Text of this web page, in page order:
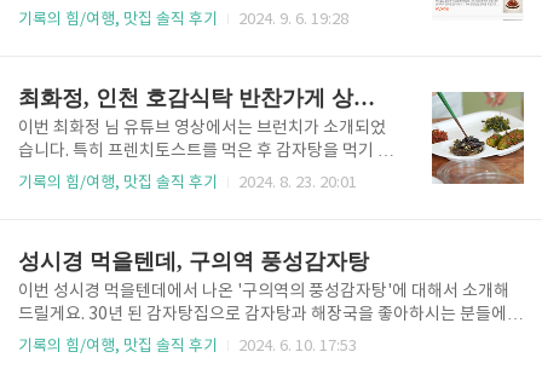
낙지에서 방문을 하였습니다. 오래전부터 최화정님의
태성빌딩 101호 영업시간 11시~ 22시추석연휴 휴무
(9월 16일, 17일)전화번호 : 0507-1338-0646포장 및
배달가능, 단체이용 가능별도 룸은 없습니다.콜키지 가
능(병당 15,000원) 무교동 유정낙지 본점 주차정보 주
차공간이 별도로 없지만 인근 주차장이 있습니다.정동
지 무..
기록의 힘/여행, 맛집 솔직 후기 2024. 9. 6. 19:28
최화정, 인천 호감식탁 반찬가게 상세정보(위치 영업 전화번호 인스타그램)
이번 최화정 님 유튜브 영상에서는 브런치가 소개되었
습니다. 특히 프렌치토스트를 먹은 후 감자탕을 먹기 위
해 밑반찬을 빼면서 평소 최화정 님이 자주 구매하는 반
주차창이라고 치고 오시면 됩니다. 월드메르디앙송도
에클라 상가 1층에 위치해 있습니다.(캔비어학원 맞은
편) 반찬가게에 가시면 연예인분들의 사인도 있어서 많
은 분들이 찾는 가게인 거 같습니다. 재료가 너무 신선
하고 간이 쎄지 않아서 건강한 맛을 찾는 분들에게 추천
기록의 힘/여행, 맛집 솔직 후기 2024. 8. 23. 20:01
성시경 먹을텐데, 구의역 풍성감자탕
이번 성시경 먹을텐데에서 나온 '구의역의 풍성감자탕'에 대해서 소개해
드릴게요. 30년 된 감자탕집으로 감자탕과 해장국을 좋아하시는 분들에게
추천드리는 맛집입니다. 그럼 풍성감자탕의 대략적 소개와 상세정보 및 메
기록의 힘/여행, 맛집 솔직 후기 2024. 6. 10. 17:53